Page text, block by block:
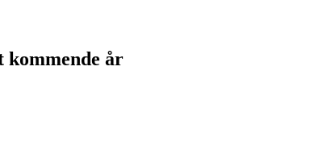
kommende år